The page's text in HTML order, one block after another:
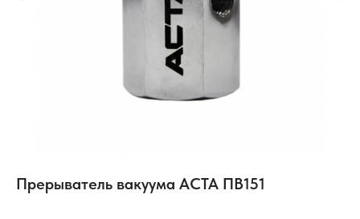
Прерыватель вакуума АСТА ПВ151